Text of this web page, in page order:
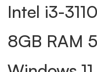
Intel i3-
8GB RAM